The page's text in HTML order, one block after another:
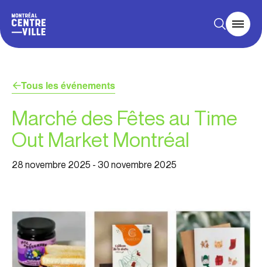
Tous les événements
Marché des Fêtes au Time
Out Market Montréal
28 novembre 2025 - 30 novembre 2025